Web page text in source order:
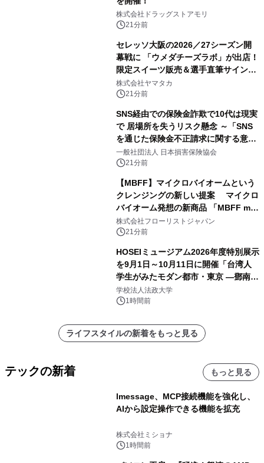
株式会社ドラッグストアモリ
21分前
セレッソ大阪の2026／27シーズン開
幕戦に 「ウメダチーズラボ」が出店！
限定スイーツ販売＆選手直筆サイング
ッズが当たる抽選会を 8月8日に開催
株式会社ヤマタカ
21分前
SNS経由での保険金詐欺で10代は現実
で 居場所を失うリスク懸念 ～「SNS
を通じた保険金不正請求に関する意識
調査」を実施、 認知度の低さも浮き彫
りに～
一般社団法人 日本損害保険協会
21分前
【MBFF】マイクロバイオームという
クレンジングの新しい提案 マイクロ
バイオーム発想の新商品 「MBFF mb
クレンジングPRO」を2026年8月6日
発売
株式会社フローリストジャパン
21分前
HOSEIミュージアム2026年度特別展示
を9月1日～10月11日に開催「台湾人
学生がみたモダン都市・東京 ―鄧南光
と法政大学の1930年代―」
学校法人法政大学
1時間前
ライフスタイルの新着をもっと見る
テックの新着 もっと見る
lmessage、MCP接続機能を強化し、
AIから設定操作できる機能を拡充
株式会社ミショナ
1時間前